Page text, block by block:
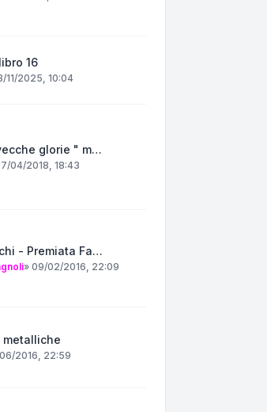
16
11/2025, 10:04
glorie " m…
04/2018, 18:43
- Premiata Fa…
» 09/02/2016, 22:09
metalliche
2016, 22:59